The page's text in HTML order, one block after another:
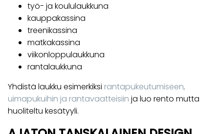
työ- ja koululaukkuna
kauppakassina
treenikassina
matkakassina
viikonloppulaukkuna
rantalaukkuna
Yhdistä laukku esimerkiksi rantapukeutumiseen,
uimapukuihin ja rantavaatteisiin ja luo rento mutta
huoliteltu kesätyyli.